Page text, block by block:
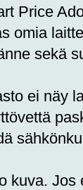
Price
omia
sekä
ei näy
kuva. Jos